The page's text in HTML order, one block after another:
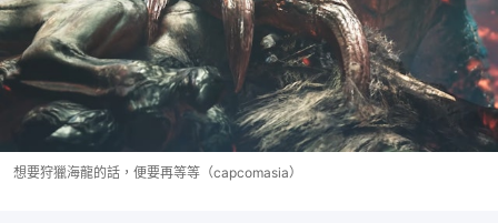
想要狩獵海龍的話，便要再等等（capcomasia）